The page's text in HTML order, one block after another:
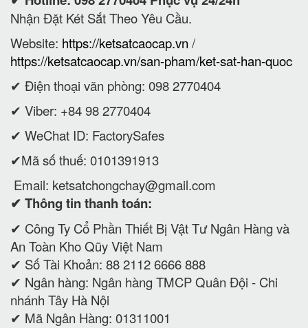
Nhận Đặt Két Sắt Theo Yêu Cầu.
Website: https://ketsatcaocap.vn /
https://ketsatcaocap.vn/san-pham/ket-sat-han-quoc
✔ Điện thoại văn phòng: 098 2770404
✔ Viber: +84 98 2770404
✔ WeChat ID: FactorySafes
✔Mã số thuế: 0101391913
Email: ketsatchongchay@gmail.com
✔ Thông tin thanh toán:
✔ Công Ty Cổ Phần Thiết Bị Vật Tư Ngân Hàng và
An Toàn Kho Qũy Việt Nam
✔ Số Tài Khoản: 88 2112 6666 888
✔ Ngân hàng: Ngân hàng TMCP Quân Đội - Chi
nhánh Tây Hà Nội
✔ Mã Ngân Hàng: 01311001